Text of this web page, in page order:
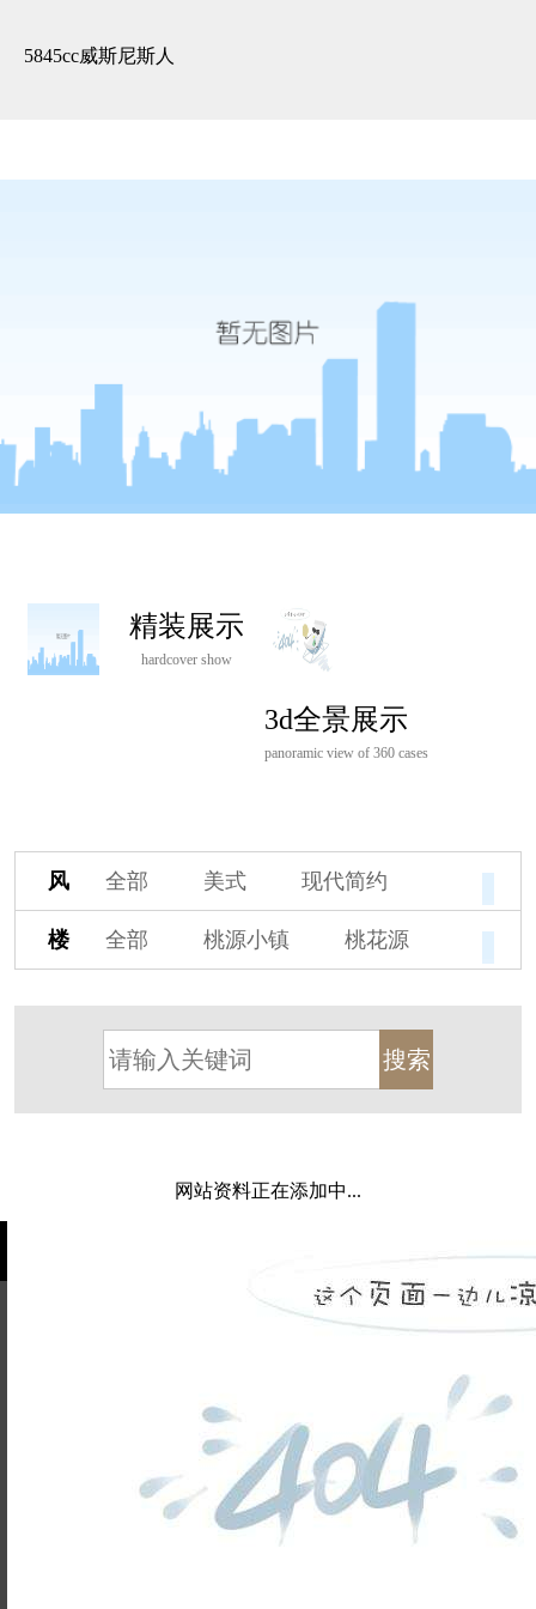
5845cc威斯尼斯人
精装展示
hardcover show
3d全景展示
panoramic view of 360 cases
风
格
全部 美式
现代简约
欧式
中式
新古典
新中式
新亚洲
混搭
轻奢
法式 北欧
简美
港式
其他装饰风格
楼
盘
全部 桃源小镇
桃花源
保亿·湖风雅园
杭房·首望澜翠府
西湖院子
东原德信九章赋
西溪玫瑰
万科·悦虹湾
东方润园
都会森林
瑞城熙园
北辰国颂府
碧桂园珑悦
玉榕庄
旭辉时代
自建别墅
名门世家
绿野春天
网站资料正在添加中...
姓名不能
为空
电话不能